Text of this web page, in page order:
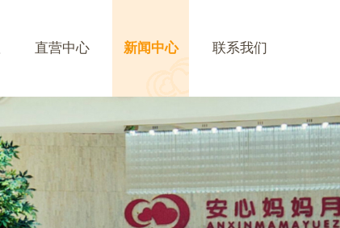
直营中心 新闻中心 联系我们